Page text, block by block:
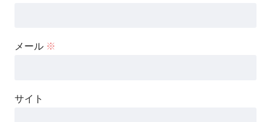
メール ※
サイト